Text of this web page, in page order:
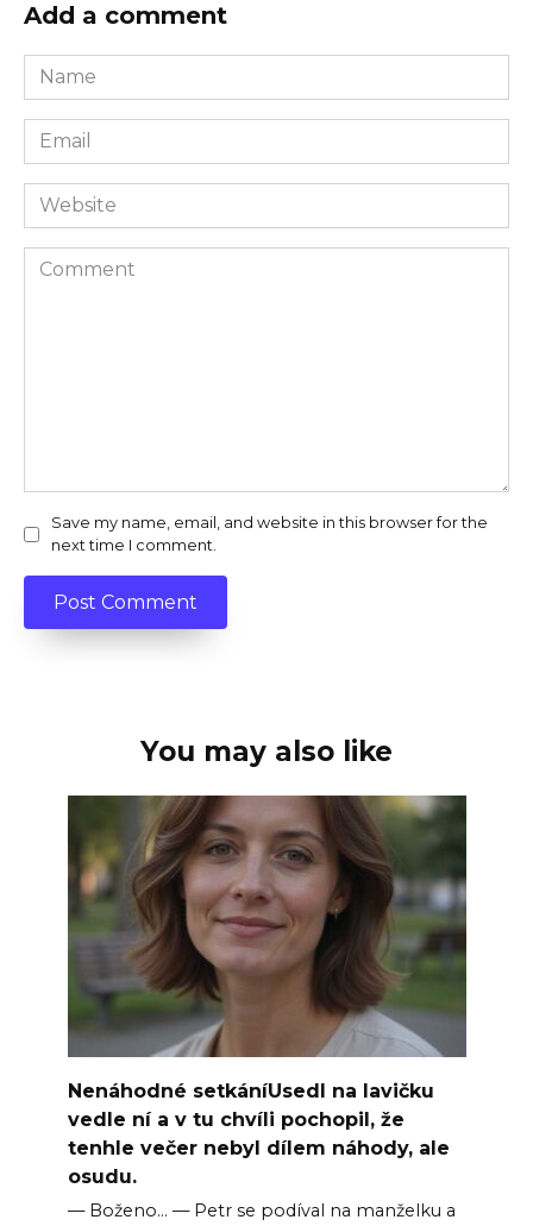
Add a comment
Name
*
Email
*
Website
Comment
Save my name, email, and website in this browser for the
next time I comment.
You may also like
Nenáhodné setkáníUsedl na lavičku
vedle ní a v tu chvíli pochopil, že
tenhle večer nebyl dílem náhody, ale
osudu.
— Boženo… — Petr se podíval na manželku a